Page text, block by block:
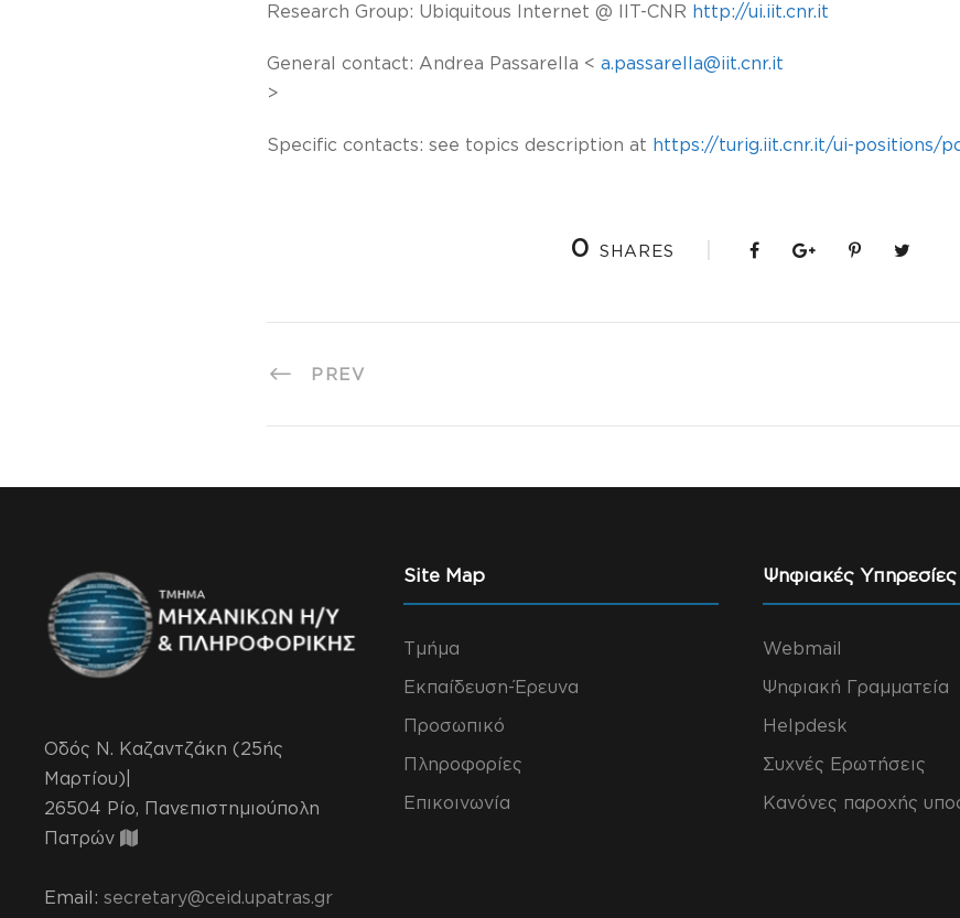
Research Group: Ubiquitous Internet @ IIT-CNR http://ui.iit.cnr.it
General contact: Andrea Passarella < a.passarella@iit.cnr.it
>
Specific contacts: see topics description at https://turig.iit.cnr.it/ui-positions/
0 SHARES
PREV
Οδός Ν. Καζαντζάκη (25ής
Μαρτίου)|
26504 Ρίο, Πανεπιστημιούπολη
Πατρών
Email: secretary@ceid.upatras.gr
Site Map
Τμήμα
Εκπαίδευση-Έρευνα
Προσωπικό
Πληροφορίες
Επικοινωνία
Ψηφιακές Υπηρεσίες
Webmail
Ψηφιακή Γραμματεία
Helpdesk
Συχνές Ερωτήσεις
Κανόνες παροχής